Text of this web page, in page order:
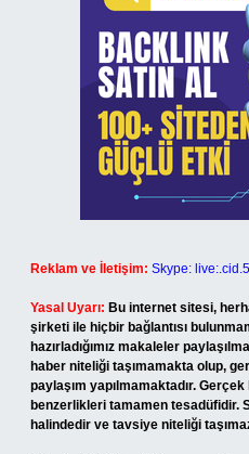
Reklam ve İletişim: Skype:
Yasal Uyarı: Bu internet sitesi,
şirketi ile hiçbir bağlantısı
hazırladığımız makaleler
haber niteliği taşımamakta olup,
paylaşım yapılmamaktadır.
benzerlikleri tamamen tesadüfidir.
halindedir ve tavsiye niteliği